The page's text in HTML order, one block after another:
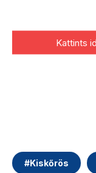
Kattints
#Kiskőrös